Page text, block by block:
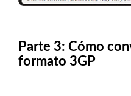
Parte 3: Cómo
formato 3GP